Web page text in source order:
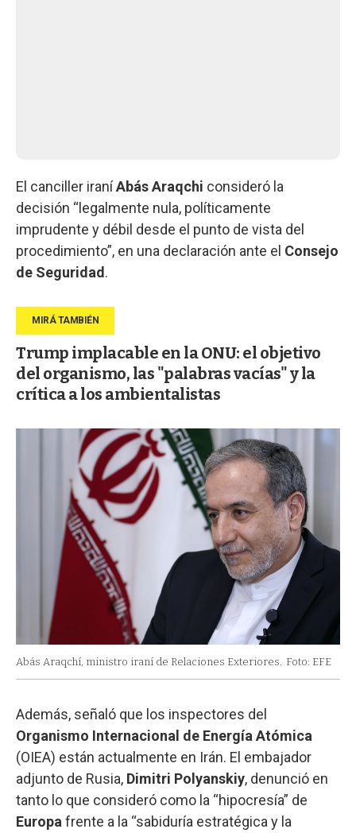
El canciller iraníAbás Araqchi consideró la
decisión “legalmente nula, políticamente
imprudente y débil desde el punto de vista del
procedimiento”, en una declaración ante el Consejo
de Seguridad .
Trump implacable en la ONU: el objetivo
del organismo, las "palabras vacías" y la
crítica a los ambientalistas
Abás Araqchí, ministro iraní de Relaciones Exteriores. Foto: EFE
Además, señaló que los inspectores del
Organismo Internacional de Energía Atómica
(OIEA) están actualmente en Irán. El embajador
adjunto de Rusia, Dimitri Polyanskiy, denunció en
tanto lo que consideró como la “hipocresía” de
Europa frente a la “sabiduría estratégica y la